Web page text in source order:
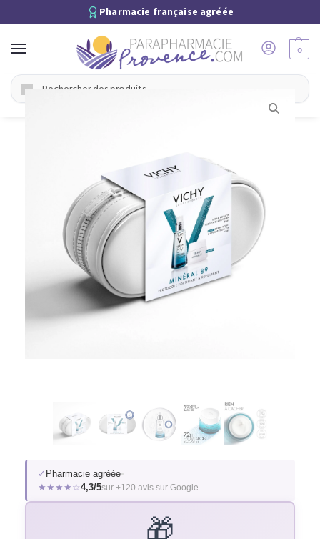
Pharmacie française agréée
0
✓ Pharmacie agréée•
★★★★☆4,3/5sur +120 avis sur Google